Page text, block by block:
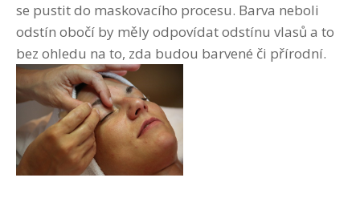
se pustit do maskovacího procesu. Barva neboli
odstín obočí by měly odpovídat odstínu vlasů a to
bez ohledu na to, zda budou barvené či přírodní.